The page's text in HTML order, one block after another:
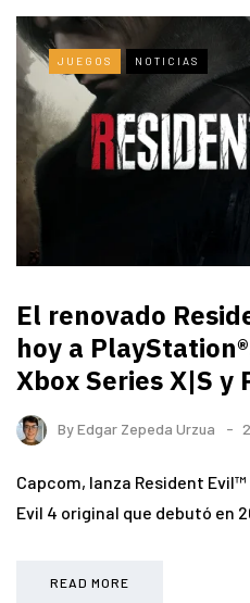
JUEGOS NOTICIAS
El renovado
hoy a
Xbox Series X|S y
ByEdgar Zepeda Urzua
Capcom, lanza Resident
Evil 4 original que debutó en
READ MORE